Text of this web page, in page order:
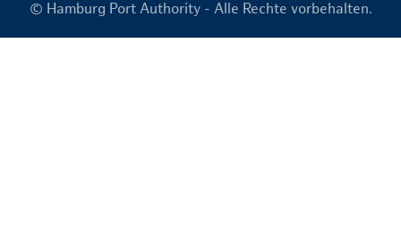
© Hamburg Port Authority - Alle Rechte vorbehalten.